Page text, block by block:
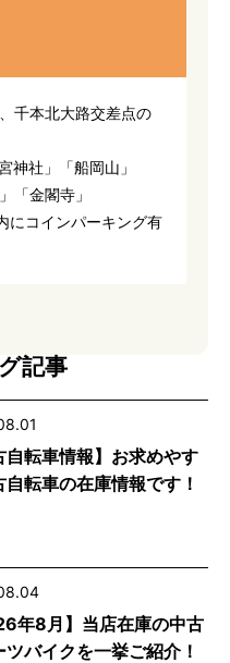
千本北大路交差点の
神社」「船岡山」
「金閣寺」
にコインパーキング有
記事
自転車情報】お求めやす
自転車の在庫情報です！
年8月】当店在庫の中古
ツバイクを一挙ご紹介！